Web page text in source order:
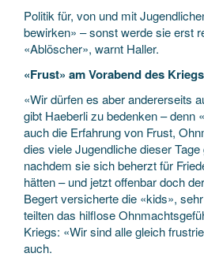
Politik für, von und mit
bewirken» – sonst werde sie erst
«Ablöscher», warnt Haller.
«Frust» am Vorabend des Kriegs
«Wir dürfen es aber andererseits
gibt Haeberli zu bedenken – denn
auch die Erfahrung von Frust,
dies viele Jugendliche dieser Tage
nachdem sie sich beherzt für
hätten – und jetzt offenbar doch
Begert versicherte die «kids»,
teilten das hilflose
Kriegs: «Wir sind alle gleich
auch.